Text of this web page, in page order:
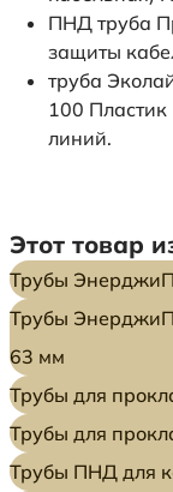
ПНД труба
защиты
труба
100
линий.
Этот товар
Трубы
Трубы
63 мм
Трубы для
Трубы для
Трубы ПНД для